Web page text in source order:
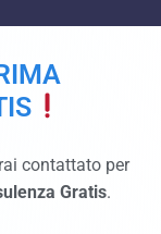
contattato per
Gratis.